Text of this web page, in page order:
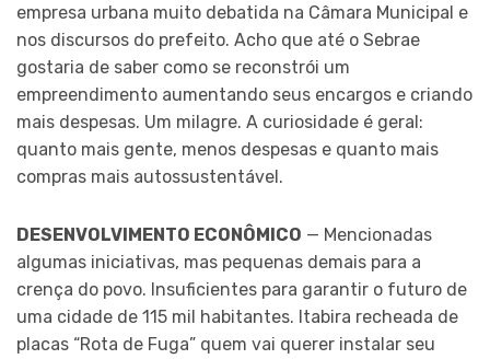
empresa urbana muito debatida na Câmara Municipal e
nos discursos do prefeito. Acho que até o Sebrae
gostaria de saber como se reconstrói um
empreendimento aumentando seus encargos e criando
mais despesas. Um milagre. A curiosidade é geral:
quanto mais gente, menos despesas e quanto mais
compras mais autossustentável.
DESENVOLVIMENTO ECONÔMICO — Mencionadas
algumas iniciativas, mas pequenas demais para a
crença do povo. Insuficientes para garantir o futuro de
uma cidade de 115 mil habitantes. Itabira recheada de
placas “Rota de Fuga” quem vai querer instalar seu